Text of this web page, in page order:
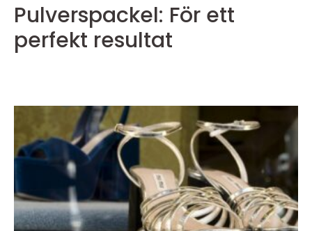
Pulverspackel: För ett
perfekt resultat